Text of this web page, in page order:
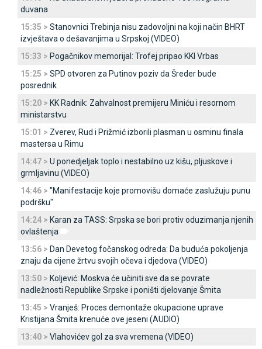
duvana
15:35 > Stanovnici Trebinja nisu zadovoljni na koji način BHRT
izvještava o dešavanjima u Srpskoj (VIDEO)
15:33 > Pogačnikov memorijal: Trofej pripao KKI Vrbas
15:25 > SPD otvoren za Putinov poziv da Šreder bude
posrednik
15:20 > KK Radnik: Zahvalnost premijeru Miniću i resornom
ministarstvu
15:01 > Zverev, Rud i Prižmić izborili plasman u osminu finala
mastersa u Rimu
14:47 > U ponedjeljak toplo i nestabilno uz kišu, pljuskove i
grmljavinu (VIDEO)
14:46 > "Manifestacije koje promovišu domaće zaslužuju punu
podršku"
14:24 > Karan za TASS: Srpska se bori protiv oduzimanja njenih
ovlaštenja
13:56 > Dan Devetog fočanskog odreda: Da buduća pokoljenja
znaju da cijene žrtvu svojih očeva i djedova (VIDEO)
13:50 > Koljević: Moskva će učiniti sve da se povrate
nadležnosti Republike Srpske i poništi djelovanje Šmita
13:45 > Vranješ: Proces demontaže okupacione uprave
Kristijana Šmita krenuće ove jeseni (AUDIO)
13:40 > Vlahovićev gol za sva vremena (VIDEO)